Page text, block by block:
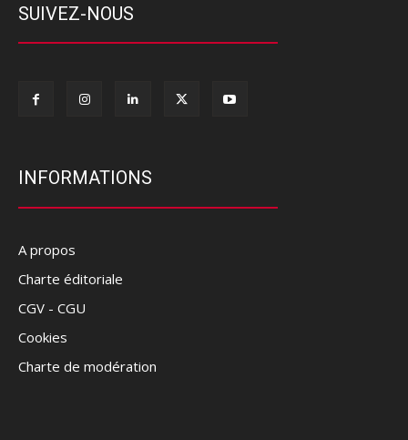
SUIVEZ-NOUS
INFORMATIONS
A propos
Charte éditoriale
CGV - CGU
Cookies
Charte de modération